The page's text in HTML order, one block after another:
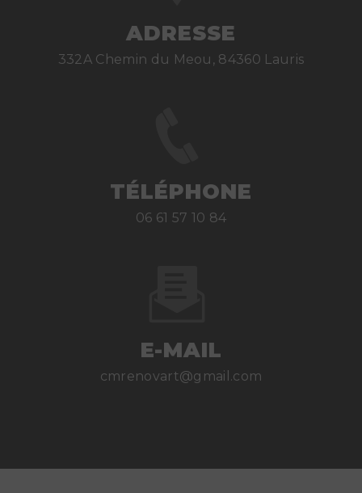
ADRESSE
332A Chemin du Meou, 84360 Lauris
TÉLÉPHONE
06 61 57 10 84
E-MAIL
cmrenovart@gmail.com